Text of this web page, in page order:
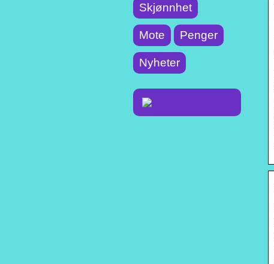
Skjønnhet
Mote Penger
Nyheter